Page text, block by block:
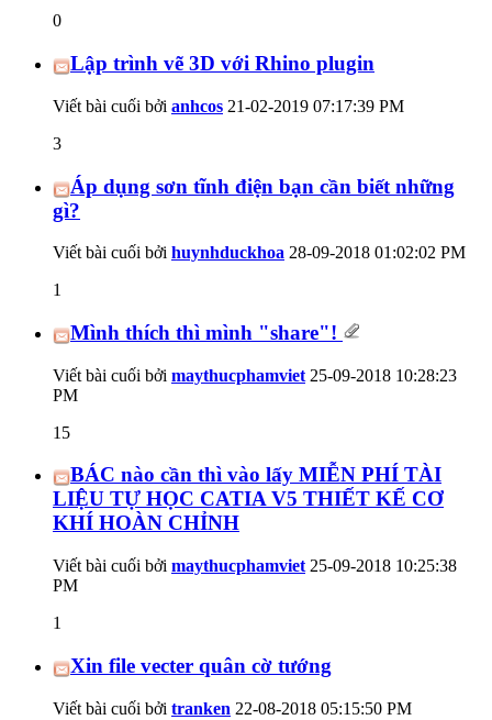
0
Lập trình vẽ 3D với Rhino plugin
Viết bài cuối bởi anhcos 21-02-2019 07:17:39 PM
3
Áp dụng sơn tĩnh điện bạn cần biết những
gì?
Viết bài cuối bởi huynhduckhoa 28-09-2018 01:02:02 PM
1
Mình thích thì mình "share"!
Viết bài cuối bởi maythucphamviet 25-09-2018 10:28:23
PM
15
BÁC nào cần thì vào lấy MIỄN PHÍ TÀI
LIỆU TỰ HỌC CATIA V5 THIẾT KẾ CƠ
KHÍ HOÀN CHỈNH
Viết bài cuối bởi maythucphamviet 25-09-2018 10:25:38
PM
1
Xin file vecter quân cờ tướng
Viết bài cuối bởi tranken 22-08-2018 05:15:50 PM